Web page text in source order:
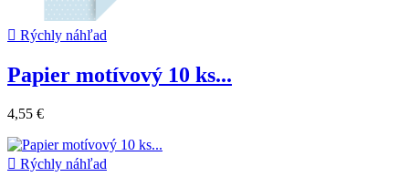
 Rýchly náhľad
Papier motívový 10 ks...
4,55 €
 Rýchly náhľad